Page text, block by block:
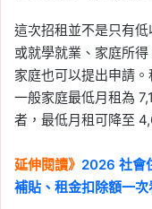
這次招租並不是只有
或就學就業、家庭所
家庭也可以提出申請
一般家庭最低月租為
者，最低月租可降至
延伸閱讀》 2026 社會
補貼、租金扣除額一次